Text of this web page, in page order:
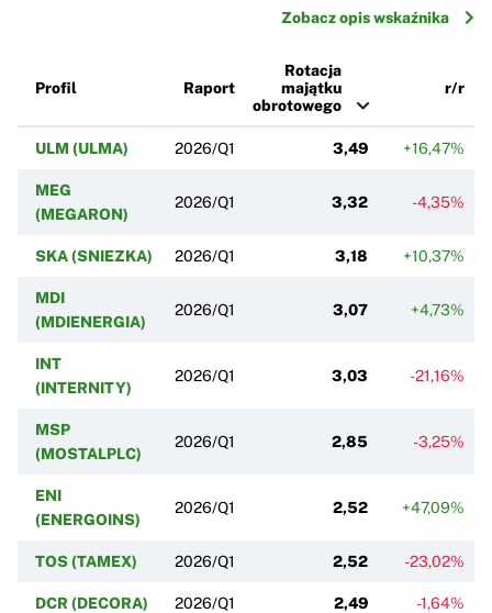
Zobacz opis wskaźnika
Profil Raport
Rotacja
majątku
obrotowego
r/r
ULM (ULMA) 2026/Q1 3,49 +16,47%
MEG
(MEGARON)
2026/Q1 3,32 -4,35%
SKA (SNIEZKA) 2026/Q1 3,18 +10,37%
MDI
(MDIENERGIA)
2026/Q1 3,07 +4,73%
INT
(INTERNITY)
2026/Q1 3,03 -21,16%
MSP
(MOSTALPLC)
2026/Q1 2,85 -3,25%
ENI
(ENERGOINS)
2026/Q1 2,52 +47,09%
TOS (TAMEX) 2026/Q1 2,52 -23,02%
DCR (DECORA) 2026/Q1 2,49 -1,64%